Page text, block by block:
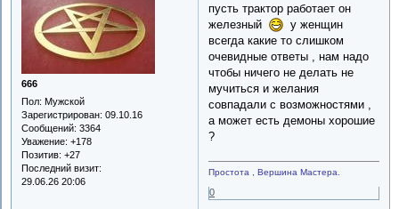
666
Пол: Мужской
Зарегистрирован: 09.10.16
Сообщений: 3364
Уважение: +178
Позитив: +27
Последний визит:
29.06.26 20:06
пусть трактор работает он
железный
у женщин
всегда какие то слишком
очевидные ответы , нам надо
чтобы ничего не делать не
мучиться и желания
совпадали с возможностями ,
а может есть демоны хорошие
?
Простота , Вершина Мастера.
0